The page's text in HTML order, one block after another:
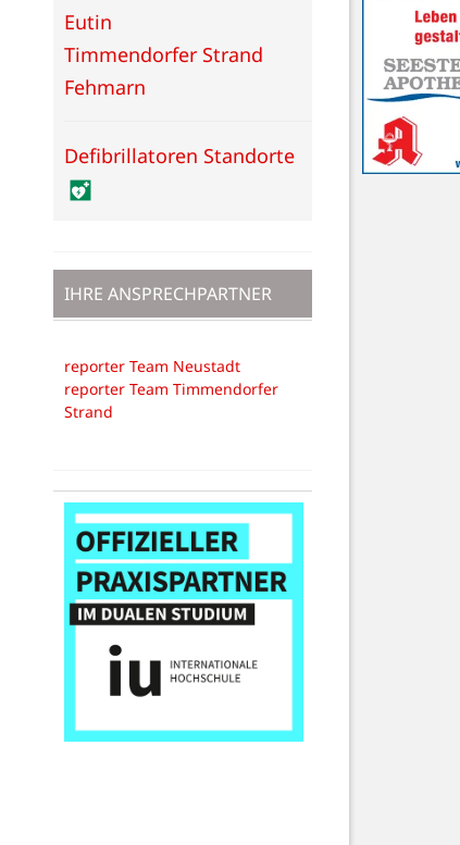
Eutin
Timmendorfer Strand
Fehmarn
Defibrillatoren Standorte
IHRE ANSPRECHPARTNER
reporter Team Neustadt
reporter Team Timmendorfer
Strand